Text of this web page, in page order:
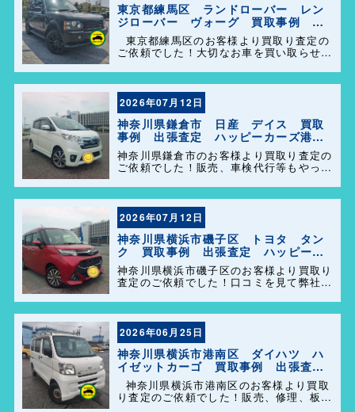
東京都練馬区 ランドローバー レン
ジローバー ヴォーグ 買取事例 出
張査定 ハッピーカーズ港南店！
東京都練馬区のお客様より買取り査定の
ご依頼でした！大切なお車を買い取らせて
の事をよろしくお願いします＼(^o^)／
2026年07月12日
神奈川県鎌倉市 日産 デイス 買取
事例 出張査定 ハッピーカーズ港南
店！
神奈川県鎌倉市のお客様より買取り査定の
ご依頼でした！販売、車検代行等もやって
ば、気軽にご相談して下さい(^o^)／
2026年07月12日
神奈川県横浜市磯子区 トヨタ タン
ク 買取事例 出張査定 ハッピーカ
ーズ港南店！
神奈川県横浜市磯子区のお客様より買取り
査定のご依頼でした！口コミを見て弊社を
事があれば気軽にご相談して下さい(^o^)
／
2026年06月25日
神奈川県横浜市港南区 ダイハツ ハ
イゼットカーゴ 買取事例 出張査
定 ハッピーカーズ港南店！
神奈川県横浜市港南区のお客様より買取
り査定のご依頼でした！販売、修理、板